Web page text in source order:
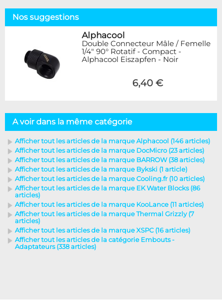
Nos suggestions
Alphacool
Double Connecteur Mâle / Femelle
1/4" 90° Rotatif - Compact -
Alphacool Eiszapfen - Noir
6,40 €
A voir dans la même catégorie
Afficher tout les articles de la marque Alphacool (146 articles)
Afficher tout les articles de la marque DocMicro (23 articles)
Afficher tout les articles de la marque BARROW (38 articles)
Afficher tout les articles de la marque Bykski (1 article)
Afficher tout les articles de la marque Cooling.fr (10 articles)
Afficher tout les articles de la marque EK Water Blocks (86
articles)
Afficher tout les articles de la marque KooLance (11 articles)
Afficher tout les articles de la marque Thermal Grizzly (7
articles)
Afficher tout les articles de la marque XSPC (16 articles)
Afficher tout les articles de la catégorie Embouts -
Adaptateurs (338 articles)